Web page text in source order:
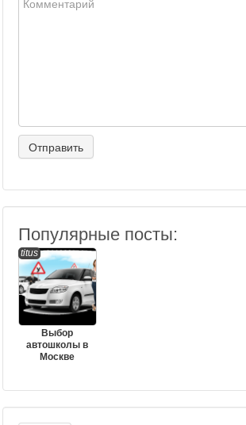
Популярные посты:
titus
Выбор
автошколы в
Москве